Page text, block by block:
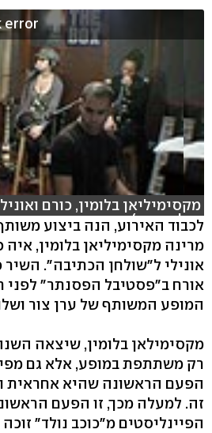
error
מקסימיליאן בלומין, כורם
עילי קמחי)
מרינה מקסימיליאן בלומין, איה
אונילי ל"שולחן הכתיבה".
אורח ב"פסטיבל הפסנתר"
המופע המשותף של ערן צור
מקסימילאן בלומין, שיצאה
רק משתתפת במופע, אלא גם
הפעם הראשונה שהיא אחראית
זה. למעלה מכך, זו הפעם
הפיינליסטים מ"כוכב נולד"